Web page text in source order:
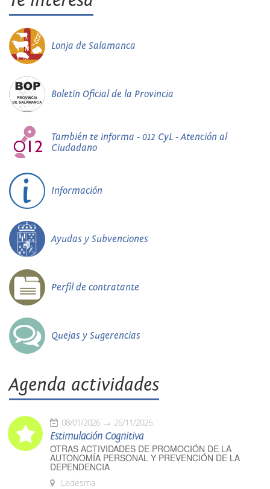
Lonja de Salamanca
Boletín Oficial de la Provincia
También te informa - 012 CyL - Atención al
Ciudadano
Información
Ayudas y Subvenciones
Perfil de contratante
Quejas y Sugerencias
Agenda actividades
08/01/2026 26/11/2026
Estimulación Cognitiva
OTRAS ACTIVIDADES DE PROMOCIÓN DE LA
AUTONOMÍA PERSONAL Y PREVENCIÓN DE LA
DEPENDENCIA
Ledesma